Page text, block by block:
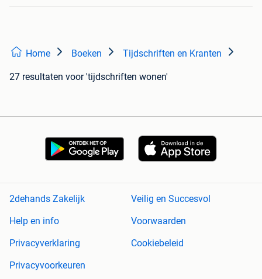
Home Boeken Tijdschriften en Kranten
27 resultaten voor 'tijdschriften wonen'
2dehands Zakelijk
Veilig en Succesvol
Help en info
Voorwaarden
Privacyverklaring
Cookiebeleid
Privacyvoorkeuren